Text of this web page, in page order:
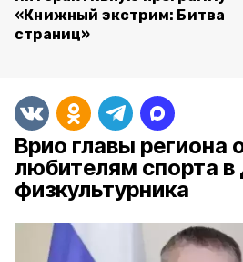
«Книжный экстрим: Битва
страниц»
Врио главы региона
любителям спорта в
физкультурника